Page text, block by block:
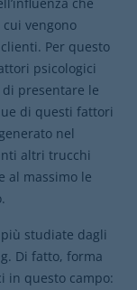
vengono
Per questo
psicologici
presentare le
di questi fattori
nel
altri trucchi
al massimo le
studiate dagli
Di fatto, forma
in questo campo: